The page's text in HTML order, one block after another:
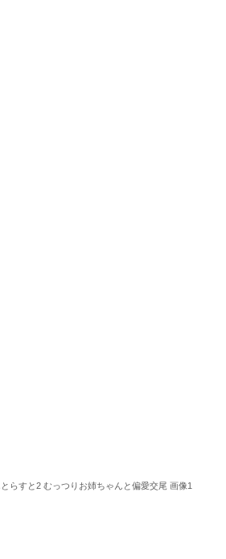
らすと2 むっつりお姉ちゃんと偏愛交尾 画像1